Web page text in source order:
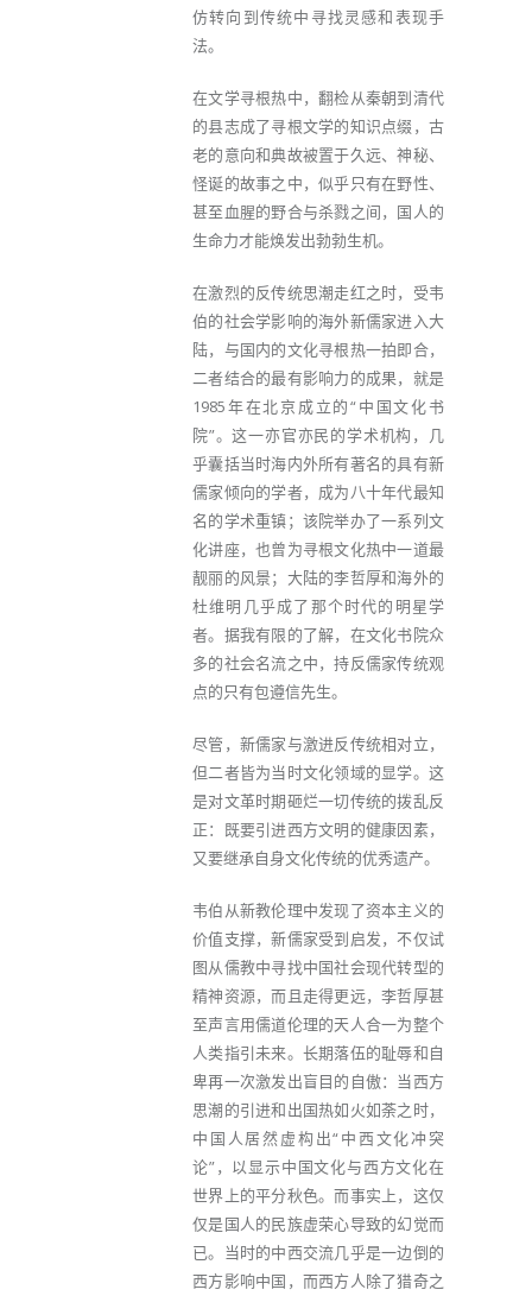
仿转向到传统中寻找灵感和表现手
法。
在文学寻根热中，翻检从秦朝到清代
的县志成了寻根文学的知识点缀，古
老的意向和典故被置于久远、神秘、
怪诞的故事之中，似乎只有在野性、
甚至血腥的野合与杀戮之间，国人的
生命力才能焕发出勃勃生机。
在激烈的反传统思潮走红之时，受韦
伯的社会学影响的海外新儒家进入大
陆，与国内的文化寻根热一拍即合，
二者结合的最有影响力的成果，就是
1985年在北京成立的“中国文化书
院”。这一亦官亦民的学术机构，几
乎囊括当时海内外所有著名的具有新
儒家倾向的学者，成为八十年代最知
名的学术重镇；该院举办了一系列文
化讲座，也曾为寻根文化热中一道最
靓丽的风景；大陆的李哲厚和海外的
杜维明几乎成了那个时代的明星学
者。据我有限的了解，在文化书院众
多的社会名流之中，持反儒家传统观
点的只有包遵信先生。
尽管，新儒家与激进反传统相对立，
但二者皆为当时文化领域的显学。这
是对文革时期砸烂一切传统的拨乱反
正：既要引进西方文明的健康因素，
又要继承自身文化传统的优秀遗产。
韦伯从新教伦理中发现了资本主义的
价值支撑，新儒家受到启发，不仅试
图从儒教中寻找中国社会现代转型的
精神资源，而且走得更远，李哲厚甚
至声言用儒道伦理的天人合一为整个
人类指引未来。长期落伍的耻辱和自
卑再一次激发出盲目的自傲：当西方
思潮的引进和出国热如火如荼之时，
中国人居然虚构出“中西文化冲突
论”，以显示中国文化与西方文化在
世界上的平分秋色。而事实上，这仅
仅是国人的民族虚荣心导致的幻觉而
已。当时的中西交流几乎是一边倒的
西方影响中国，而西方人除了猎奇之